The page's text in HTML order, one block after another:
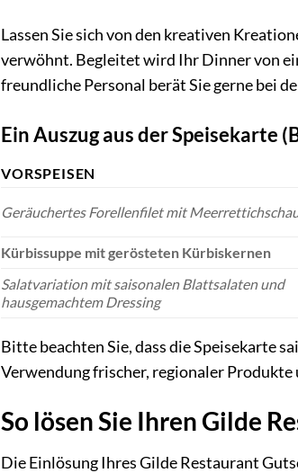
Lassen Sie sich von den kreativen
verwöhnt. Begleitet wird Ihr Dinner von
freundliche Personal berät Sie gerne bei
Ein Auszug aus der Speisekarte
VORSPEISEN
Geräuchertes Forellenfilet mit
Kürbissuppe mit gerösteten Kürbiskernen
Salatvariation mit saisonalen Blattsalaten und
hausgemachtem Dressing
Bitte beachten Sie, dass die Speisekarte
Verwendung frischer, regionaler
So lösen Sie Ihren Gilde
Die Einlösung Ihres Gilde Restaurant